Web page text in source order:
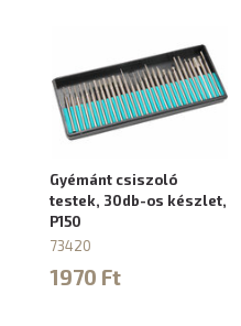
Gyémánt csiszoló
testek, 30db-os készlet,
P150
73420
1970 Ft